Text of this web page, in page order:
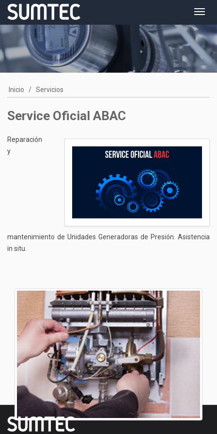
Inicio / Servicios
Service Oficial ABAC
Reparación
y
mantenimiento de Unidades Generadoras de Presión. Asistencia
in situ.